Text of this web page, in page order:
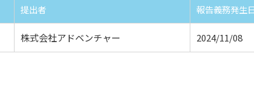
提出者 報告義務発生
株式会社アドベンチャー 2024/11/08